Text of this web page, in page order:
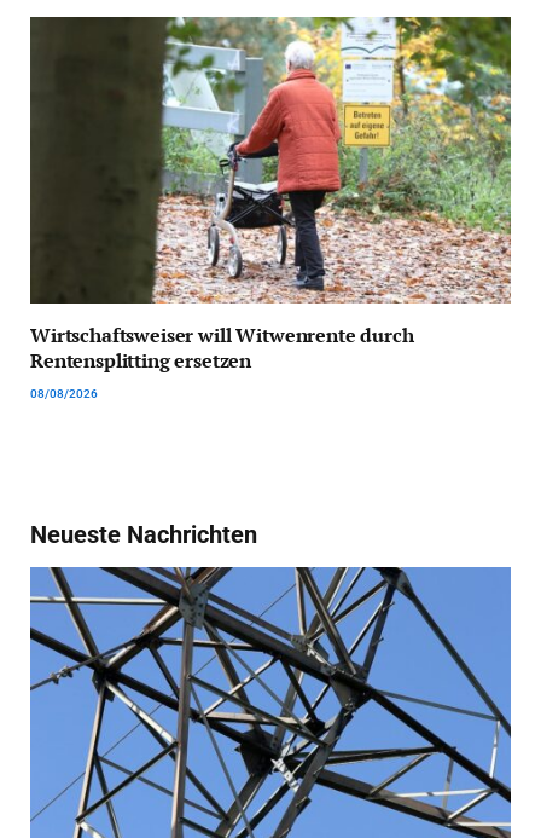
Wirtschaftsweiser will Witwenrente durch
Rentensplitting ersetzen
08/08/2026
Neueste Nachrichten